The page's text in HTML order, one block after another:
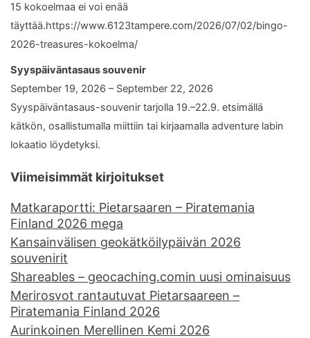
15 kokoelmaa ei voi enää
täyttää.https://www.6123tampere.com/2026/07/02/bingo-
2026-treasures-kokoelma/
Syyspäiväntasaus souvenir
September 19, 2026 – September 22, 2026
Syyspäiväntasaus-souvenir tarjolla 19.–22.9. etsimällä
kätkön, osallistumalla miittiin tai kirjaamalla adventure labin
lokaatio löydetyksi.
Viimeisimmät kirjoitukset
Matkaraportti: Pietarsaaren – Piratemania
Finland 2026 mega
Kansainvälisen geokätköilypäivän 2026
souvenirit
Shareables – geocaching.comin uusi ominaisuus
Merirosvot rantautuvat Pietarsaareen –
Piratemania Finland 2026
Aurinkoinen Merellinen Kemi 2026